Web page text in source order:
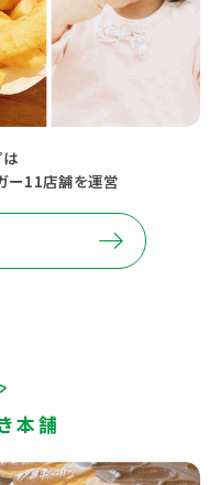
ー11店舗を運営
本舗